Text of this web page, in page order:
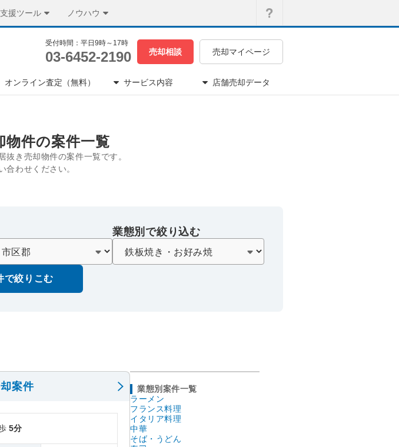
支援ツール ノウハウ
受付時間：平日9時～17時
03-6452-2190 売却相談 売却マイページ
オンライン査定（無料） サービス内容 店舗売却データ
物件の案件一覧
き売却物件の案件一覧です。
わせください。
業態別で絞り込む
で絞りこむ
案件
5分
業態別案件一覧
ラーメン
フランス料理
イタリア料理
中華
そば・うどん